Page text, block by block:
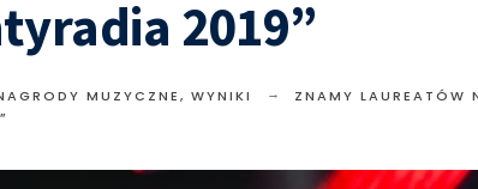
2019”
MUZYCZNE, WYNIKI
ZNAMY LAUREATÓW